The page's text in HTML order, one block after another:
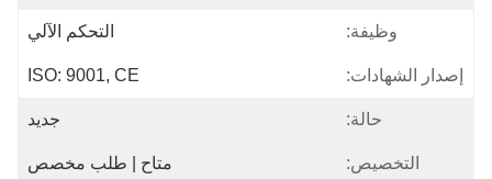
وظيفة: التحكم الآلي
إصدار الشهادات: ISO: 9001, CE
حالة: جديد
التخصيص: متاح | طلب مخصص